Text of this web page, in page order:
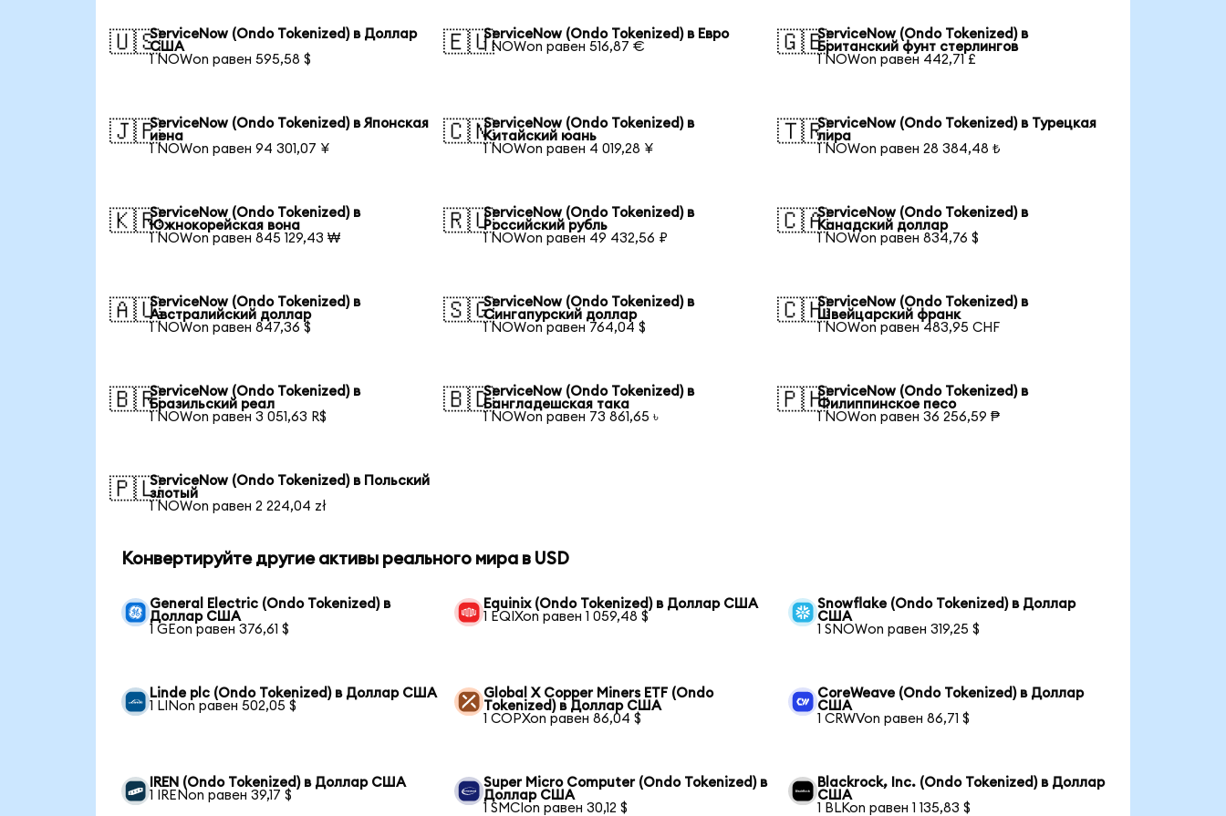
🇺🇸ServiceNow (Ondo Tokenized) в Доллар
США
1 NOWon равен 595,58 $
🇪🇺ServiceNow (Ondo Tokenized) в Евро
1 NOWon равен 516,87 €
🇬🇧ServiceNow (Ondo Tokenized) в
Британский фунт стерлингов
1 NOWon равен 442,71 £
🇯🇵ServiceNow (Ondo Tokenized) в Японская
иена
1 NOWon равен 94 301,07 ¥
🇨🇳ServiceNow (Ondo Tokenized) в
Китайский юань
1 NOWon равен 4 019,28 ¥
🇹🇷ServiceNow (Ondo Tokenized) в Турецкая
лира
1 NOWon равен 28 384,48 ₺
🇰🇷ServiceNow (Ondo Tokenized) в
Южнокорейская вона
1 NOWon равен 845 129,43 ₩
🇷🇺ServiceNow (Ondo Tokenized) в
Российский рубль
1 NOWon равен 49 432,56 ₽
🇨🇦ServiceNow (Ondo Tokenized) в
Канадский доллар
1 NOWon равен 834,76 $
🇦🇺ServiceNow (Ondo Tokenized) в
Австралийский доллар
1 NOWon равен 847,36 $
🇸🇬ServiceNow (Ondo Tokenized) в
Сингапурский доллар
1 NOWon равен 764,04 $
🇨🇭ServiceNow (Ondo Tokenized) в
Швейцарский франк
1 NOWon равен 483,95 CHF
🇧🇷ServiceNow (Ondo Tokenized) в
Бразильский реал
1 NOWon равен 3 051,63 R$
🇧🇩ServiceNow (Ondo Tokenized) в
Бангладешская така
1 NOWon равен 73 861,65 ৳
🇵🇭ServiceNow (Ondo Tokenized) в
Филиппинское песо
1 NOWon равен 36 256,59 ₱
🇵🇱ServiceNow (Ondo Tokenized) в Польский
злотый
1 NOWon равен 2 224,04 zł
Конвертируйте другие активы реального мира в USD
General Electric (Ondo Tokenized) в
Доллар США
1 GEon равен 376,61 $
Equinix (Ondo Tokenized) в Доллар США
1 EQIXon равен 1 059,48 $
Snowflake (Ondo Tokenized) в Доллар
США
1 SNOWon равен 319,25 $
Linde plc (Ondo Tokenized) в Доллар США
1 LINon равен 502,05 $
Global X Copper Miners ETF (Ondo
Tokenized) в Доллар США
1 COPXon равен 86,04 $
CoreWeave (Ondo Tokenized) в Доллар
США
1 CRWVon равен 86,71 $
IREN (Ondo Tokenized) в Доллар США
1 IRENon равен 39,17 $
Super Micro Computer (Ondo Tokenized) в
Доллар США
1 SMCIon равен 30,12 $
Blackrock, Inc. (Ondo Tokenized) в Доллар
США
1 BLKon равен 1 135,83 $